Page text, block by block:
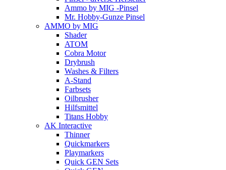
Ammo by MIG -Pinsel
Mr. Hobby-Gunze Pinsel
AMMO by MIG
Shader
ATOM
Cobra Motor
Drybrush
Washes & Filters
A-Stand
Farbsets
Oilbrusher
Hilfsmittel
Titans Hobby
AK Interactive
Thinner
Quickmarkers
Playmarkers
Quick GEN Sets